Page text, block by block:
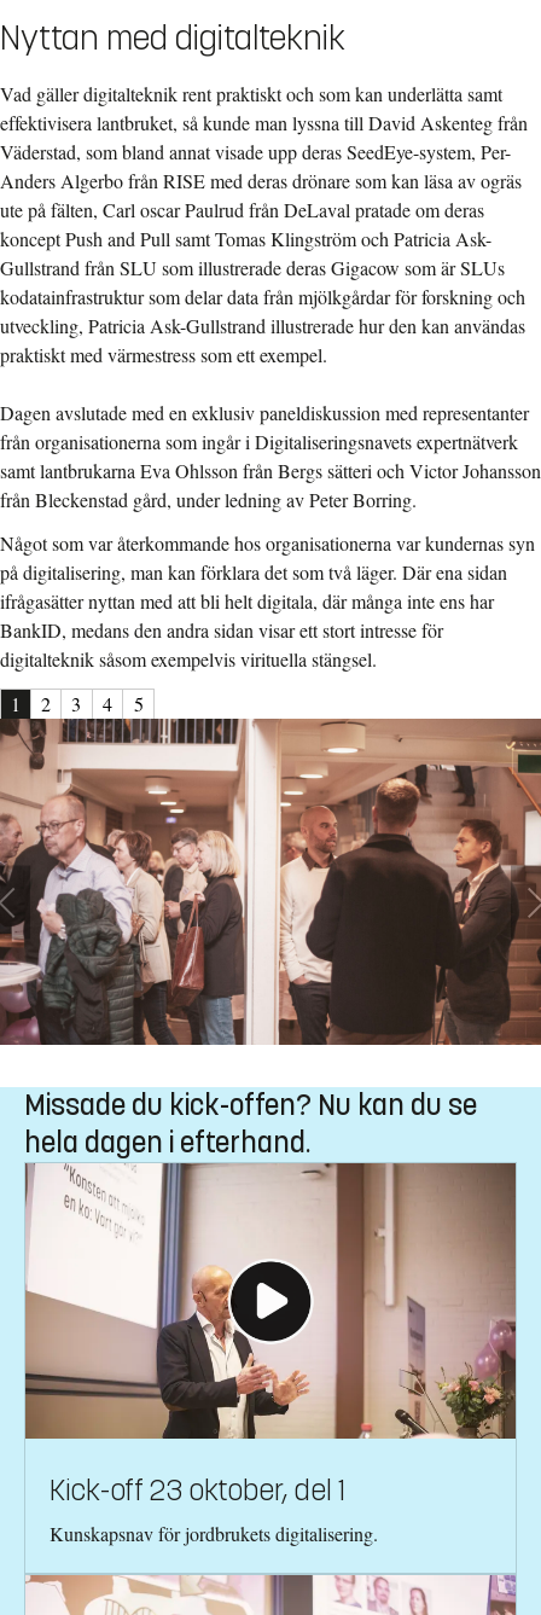
Nyttan med digitalteknik
Vad gäller digitalteknik rent praktiskt och som kan underlätta samt
effektivisera lantbruket, så kunde man lyssna till David Askenteg från
Väderstad, som bland annat visade upp deras SeedEye-system, Per-
Anders Algerbo från RISE med deras drönare som kan läsa av ogräs
ute på fälten, Carl oscar Paulrud från DeLaval pratade om deras
koncept Push and Pull samt Tomas Klingström och Patricia Ask-
Gullstrand från SLU som illustrerade deras Gigacow som är SLUs
kodatainfrastruktur som delar data från mjölkgårdar för forskning och
utveckling, Patricia Ask-Gullstrand illustrerade hur den kan användas
praktiskt med värmestress som ett exempel.
Dagen avslutade med en exklusiv paneldiskussion med representanter
från organisationerna som ingår i Digitaliseringsnavets expertnätverk
samt lantbrukarna Eva Ohlsson från Bergs sätteri och Victor Johansson
från Bleckenstad gård, under ledning av Peter Borring.
Något som var återkommande hos organisationerna var kundernas syn
på digitalisering, man kan förklara det som två läger. Där ena sidan
ifrågasätter nyttan med att bli helt digitala, där många inte ens har
BankID, medans den andra sidan visar ett stort intresse för
digitalteknik såsom exempelvis virituella stängsel.
1
2 3 4 5
Missade du kick-offen? Nu kan du se
hela dagen i efterhand.
Kick-off 23 oktober, del 1
Kunskapsnav för jordbrukets digitalisering.